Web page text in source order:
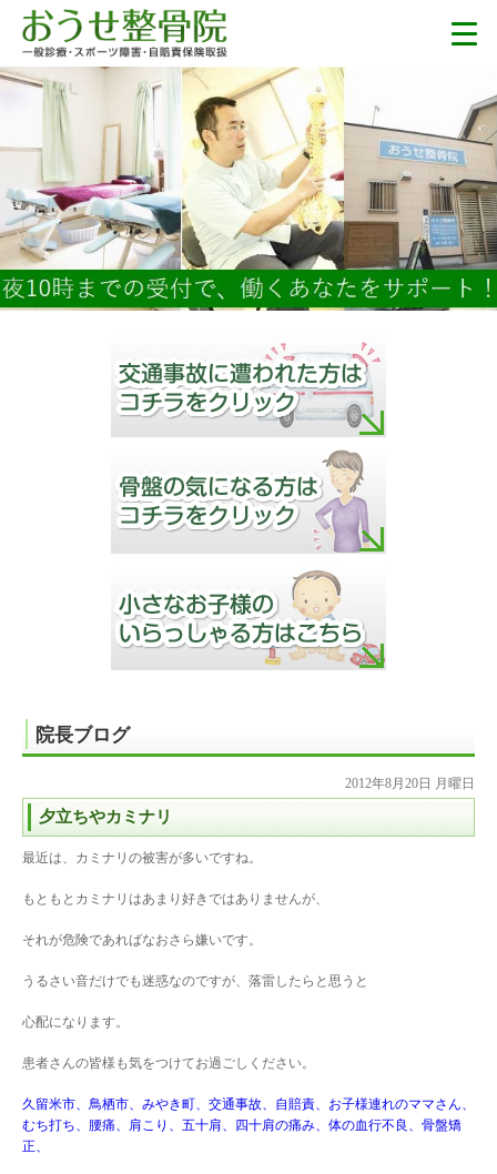
院長ブログ
2012年8月20日 月曜日
夕立ちやカミナリ
最近は、カミナリの被害が多いですね。
もともとカミナリはあまり好きではありませんが、
それが危険であればなおさら嫌いです。
うるさい音だけでも迷惑なのですが、落雷したらと思うと
心配になります。
患者さんの皆様も気をつけてお過ごしください。
久留米市、鳥栖市、みやき町、交通事故、自賠責、お子様連れのママさん、
むち打ち、腰痛、肩こり、五十肩、四十肩の痛み、体の血行不良、骨盤矯
正、